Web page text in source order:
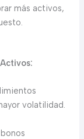
más activos,
volatilidad.